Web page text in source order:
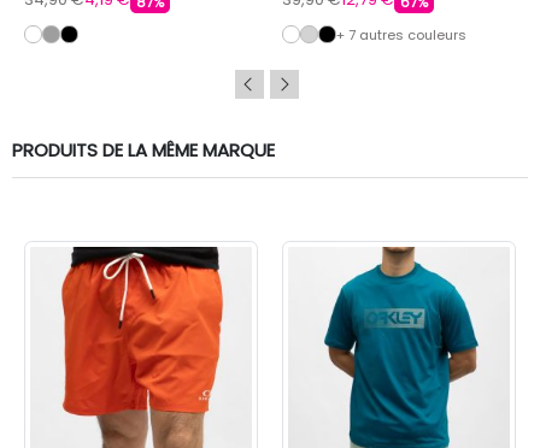
+ 7 autres couleurs
PRODUITS DE LA MÊME MARQUE